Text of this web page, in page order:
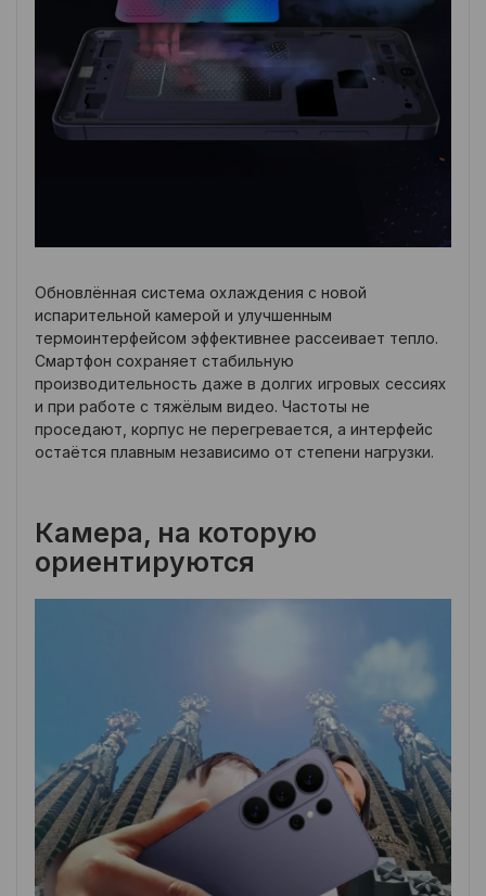
Обновлённая система охлаждения с новой
испарительной камерой и улучшенным
термоинтерфейсом эффективнее рассеивает тепло.
Смартфон сохраняет стабильную
производительность даже в долгих игровых сессиях
и при работе с тяжёлым видео. Частоты не
проседают, корпус не перегревается, а интерфейс
остаётся плавным независимо от степени нагрузки.
Камера, на которую
ориентируются